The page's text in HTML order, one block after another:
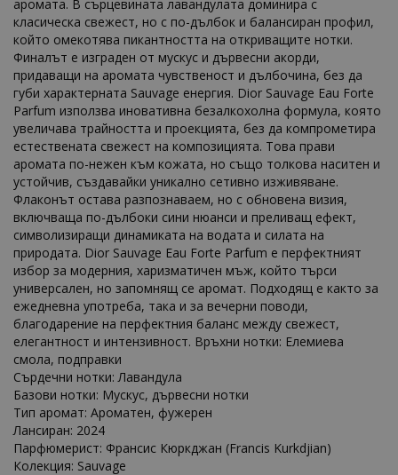
аромата. В сърцевината лавандулата доминира с
класическа свежест, но с по-дълбок и балансиран профил,
който омекотява пикантността на откриващите нотки.
Финалът е изграден от мускус и дървесни акорди,
придаващи на аромата чувственост и дълбочина, без да
губи характерната Sauvage енергия. Dior Sauvage Eau Forte
Parfum използва иновативна безалкохолна формула, която
увеличава трайността и проекцията, без да компрометира
естествената свежест на композицията. Това прави
аромата по-нежен към кожата, но също толкова наситен и
устойчив, създавайки уникално сетивно изживяване.
Флаконът остава разпознаваем, но с обновена визия,
включваща по-дълбоки сини нюанси и преливащ ефект,
символизиращи динамиката на водата и силата на
природата. Dior Sauvage Eau Forte Parfum е перфектният
избор за модерния, харизматичен мъж, който търси
универсален, но запомнящ се аромат. Подходящ е както за
ежедневна употреба, така и за вечерни поводи,
благодарение на перфектния баланс между свежест,
елегантност и интензивност. Връхни нотки: Елемиева
смола, подправки
Сърдечни нотки: Лавандула
Базови нотки: Мускус, дървесни нотки
Тип аромат: Ароматен, фужерен
Лансиран: 2024
Парфюмерист: Франсис Кюркджан (Francis Kurkdjian)
Колекция: Sauvage